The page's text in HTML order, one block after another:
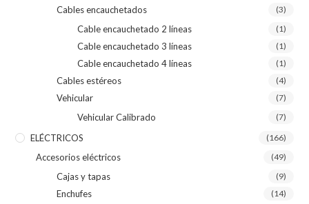
Cables encauchetados (3)
Cable encauchetado 2 líneas (1)
Cable encauchetado 3 líneas (1)
Cable encauchetado 4 líneas (1)
Cables estéreos (4)
Vehicular (7)
Vehicular Calibrado (7)
ELÉCTRICOS (166)
Accesorios eléctricos (49)
Cajas y tapas (9)
Enchufes (14)